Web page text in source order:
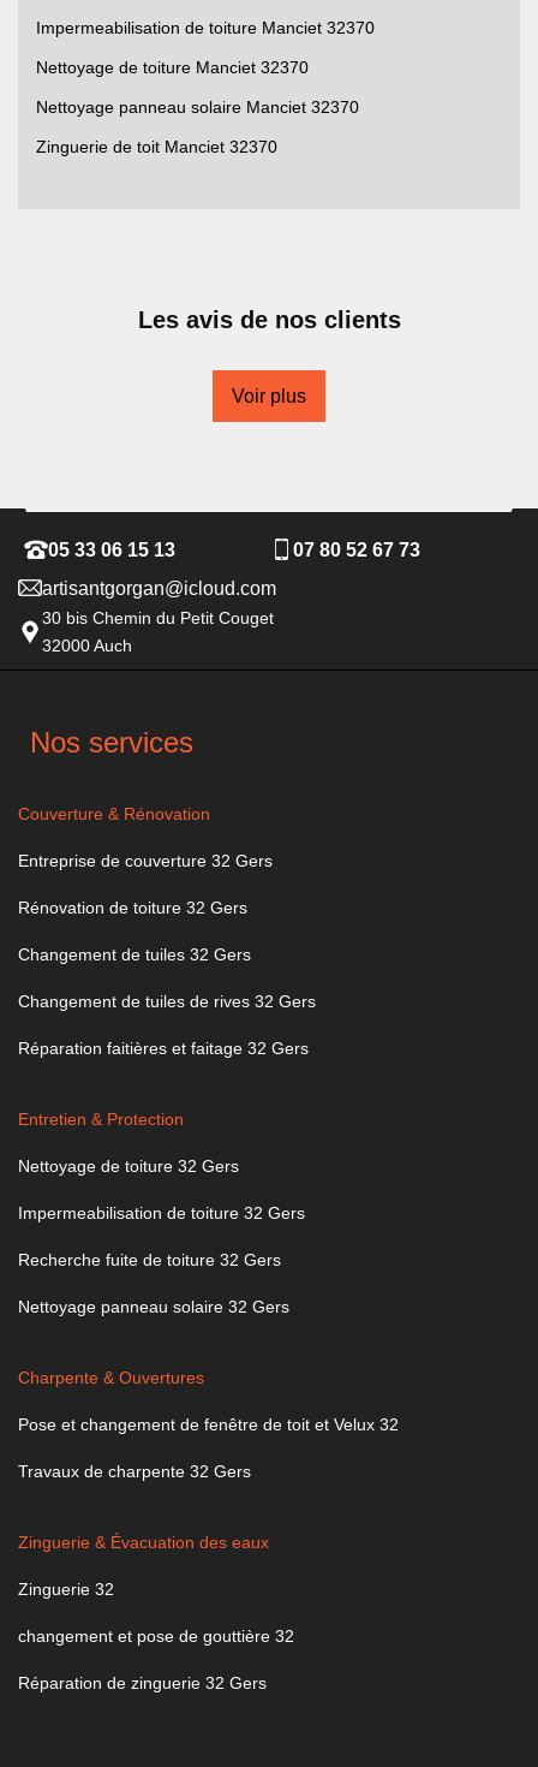
Impermeabilisation de toiture Manciet 32370
Nettoyage de toiture Manciet 32370
Nettoyage panneau solaire Manciet 32370
Zinguerie de toit Manciet 32370
Les avis de nos clients
Voir plus
05 33 06 15 13
07 80 52 67 73
artisantgorgan@icloud.com
30 bis Chemin du Petit Couget
32000 Auch
Nos services
Couverture & Rénovation
Entreprise de couverture 32 Gers
Rénovation de toiture 32 Gers
Changement de tuiles 32 Gers
Changement de tuiles de rives 32 Gers
Réparation faitières et faitage 32 Gers
Entretien & Protection
Nettoyage de toiture 32 Gers
Impermeabilisation de toiture 32 Gers
Recherche fuite de toiture 32 Gers
Nettoyage panneau solaire 32 Gers
Charpente & Ouvertures
Pose et changement de fenêtre de toit et Velux 32
Travaux de charpente 32 Gers
Zinguerie & Évacuation des eaux
Zinguerie 32
changement et pose de gouttière 32
Réparation de zinguerie 32 Gers